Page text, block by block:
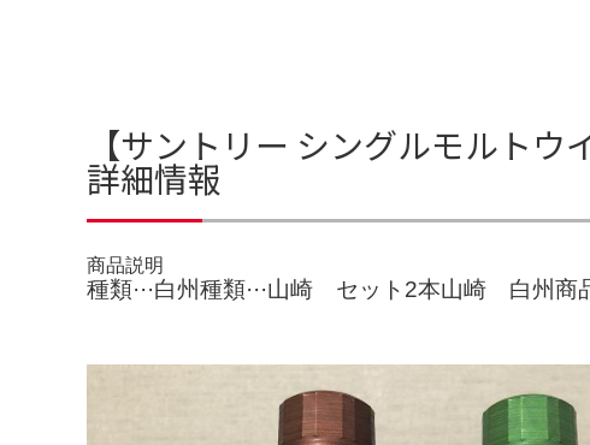
【サントリー シングルモルト
詳細情報
商品説明
種類···白州種類···山崎 セット2本山崎 白州